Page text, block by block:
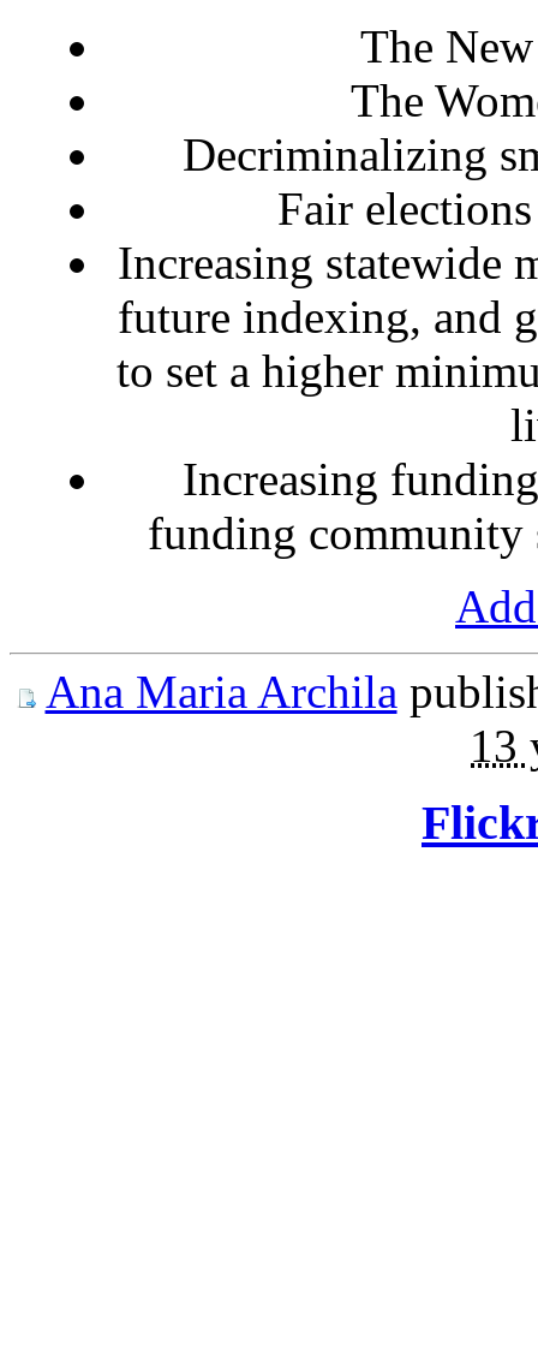
The
The
Decriminalizing
Fair
Increasing statewide
future indexing, and
to set a higher
Increasing
funding community
Ana Maria Archila
13